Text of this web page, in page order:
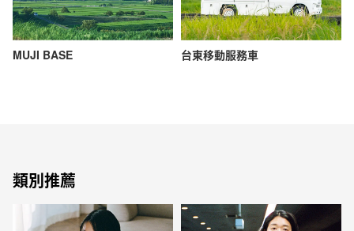
MUJI BASE 台東移動服務車
類別推薦